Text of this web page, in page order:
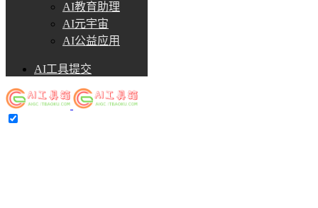
AI教育助理
AI元宇宙
AI公益应用
AI工具提交